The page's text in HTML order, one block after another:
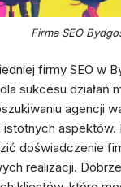
Firma SEO
firmy SEO w
sukcesu działań
agencji
istotnych aspektów.
doświadczenie
realizacji.